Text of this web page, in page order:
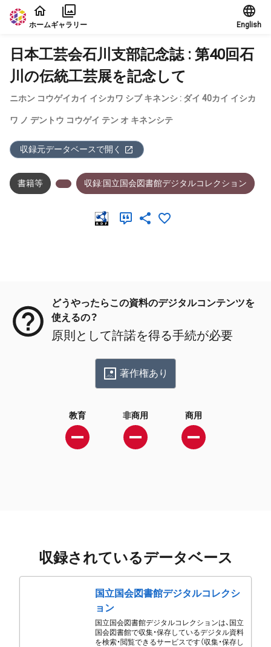
本文に飛ぶ
ホームギャラリー English
日本工芸会石川支部記念誌 : 第40回石
川の伝統工芸展を記念して
ニホン コウゲイカイ イシカワ シブ キネンシ : ダイ 40カイ イシカ
ワ ノ デントウ コウゲイ テン オ キネンシテ
収録元データベースで開く
書籍等 収録:国立国会図書館デジタルコレクション
どうやったらこの資料のデジタルコンテンツを
使えるの？
原則として許諾を得る手続が必要
著作権あり
教育 非商用 商用
収録されているデータベース
国立国会図書館デジタルコレクシ
ョン
国立国会図書館デジタルコレクションは、国立
国会図書館で収集・保存しているデジタル資料
を検索・閲覧できるサービスです（収集・保存し